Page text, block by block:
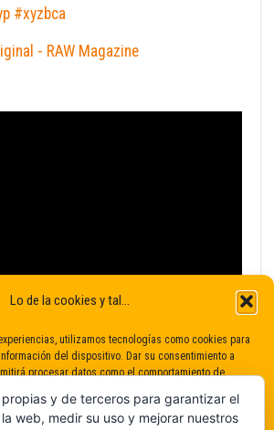
Lo de la cookies y tal...
utilizamos tecnologías como cookies para
del dispositivo. Dar su consentimiento a
procesar datos como el comportamiento de
negativamente a determinadas características y
#xyzbca
- RAW Magazine
y de terceros para garantizar el
web, medir su uso y mejorar nuestros